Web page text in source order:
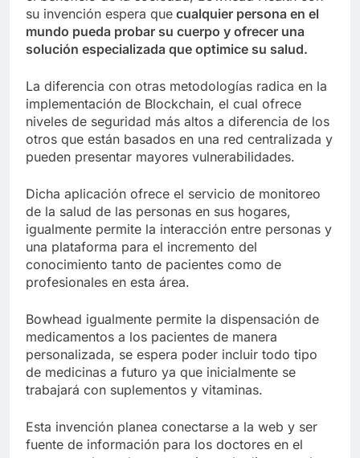
su invención espera que cualquier persona en el
mundo pueda probar su cuerpo y ofrecer una
solución especializada que optimice su salud.
La diferencia con otras metodologías radica en la
implementación de Blockchain, el cual ofrece
niveles de seguridad más altos a diferencia de los
otros que están basados en una red centralizada y
pueden presentar mayores vulnerabilidades.
Dicha aplicación ofrece el servicio de monitoreo
de la salud de las personas en sus hogares,
igualmente permite la interacción entre personas y
una plataforma para el incremento del
conocimiento tanto de pacientes como de
profesionales en esta área.
Bowhead igualmente permite la dispensación de
medicamentos a los pacientes de manera
personalizada, se espera poder incluir todo tipo
de medicinas a futuro ya que inicialmente se
trabajará con suplementos y vitaminas.
Esta invención planea conectarse a la web y ser
fuente de información para los doctores en el